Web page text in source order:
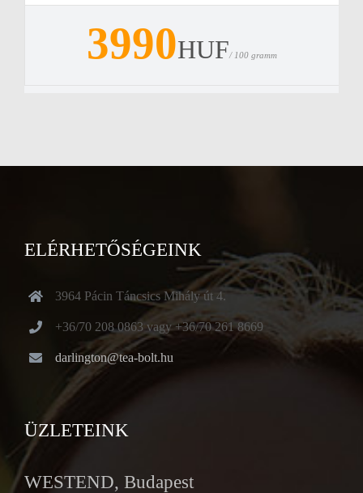
3990HUF/ 100 gramm
ELÉRHETŐSÉGEINK
3964 Pácin Táncsics Mihály út 4.
+36/70 208 0863 vagy +36/70 261 8669
darlington@tea-bolt.hu
ÜZLETEINK
WESTEND, Budapest